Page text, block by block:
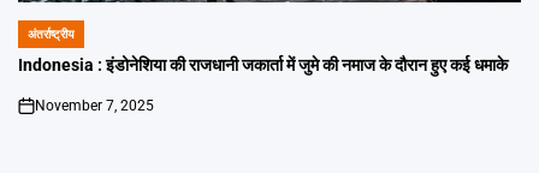
POSTED
IN
अंतर्राष्ट्रीय
Indonesia : इंडोनेशिया की राजधानी जकार्ता में जुमे की नमाज के दौरान हुए कई धमाके
on
November 7, 2025